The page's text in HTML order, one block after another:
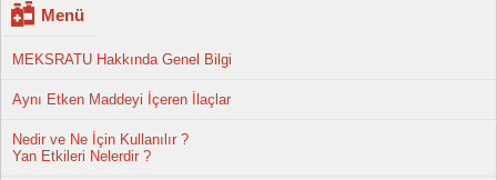
Menü
MEKSRATU Hakkında Genel Bilgi
Aynı Etken Maddeyi İçeren İlaçlar
Nedir ve Ne İçin Kullanılır ?
Yan Etkileri Nelerdir ?